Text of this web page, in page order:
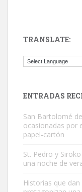
Este gato macho ha
Busco adopción
TRANSLATE:
ENTRADAS
San Bartolomé
ocasionadas por
papel-cartón
St. Pedro y
una noche de
Historias que